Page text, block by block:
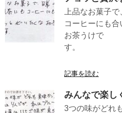
上品なお菓子
コーヒーにも
お茶うけで
記事を読む
みんなで楽し
3つの味がどれ